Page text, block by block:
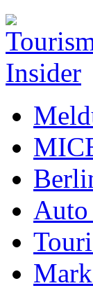
Auto